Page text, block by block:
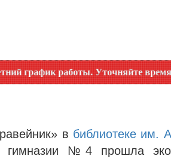
Уточняйте время работы
в библиотеке им.
№4 прошла